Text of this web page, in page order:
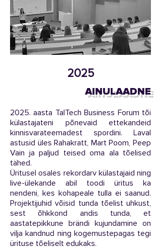
2025
AINULAADNE
2025. aasta TalTech Business Forum tõi
külastajateni põnevaid ettekandeid
kinnisvarateemadest spordini. Laval
astusid üles Rahakratt, Mart Poom, Peep
Vain ja paljud teised oma ala tõelised
tähed.
Üritusel osales rekordarv külastajaid ning
live-ülekande abil toodi üritus ka
nendeni, kes kohapeale tulla ei saanud.
Projektijuhid võisid tunda tõelist uhkust,
sest õhkkond andis tunda, et
aastatepikkune brändi kujundamine on
vilja kandnud ning kogemustepagas tegi
ürituse tõeliselt edukaks.